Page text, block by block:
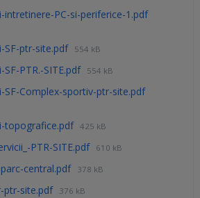
intretinere-PC-si-periferice-1.pdf
SF-ptr-site.pdf 554 kB
PTR.-SITE.pdf 554 kB
SF-Complex-sportiv-ptr-site.pdf
topografice.pdf 425 kB
PTR-SITE.pdf 610 kB
central.pdf 378 kB
ptr-site.pdf 376 kB